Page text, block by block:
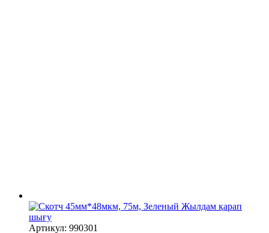
Жылдам қарап
шығу
Артикул: 990301